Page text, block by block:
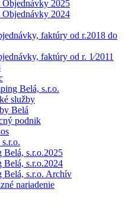
2025
2024
faktúry od r.2018 do
faktúry od r. 1⁄2011
Belá, s.r.o.
služby
Belá
podnik
s.r.o.2025
s.r.o.2024
Belá, s.r.o. Archív
nariadenie